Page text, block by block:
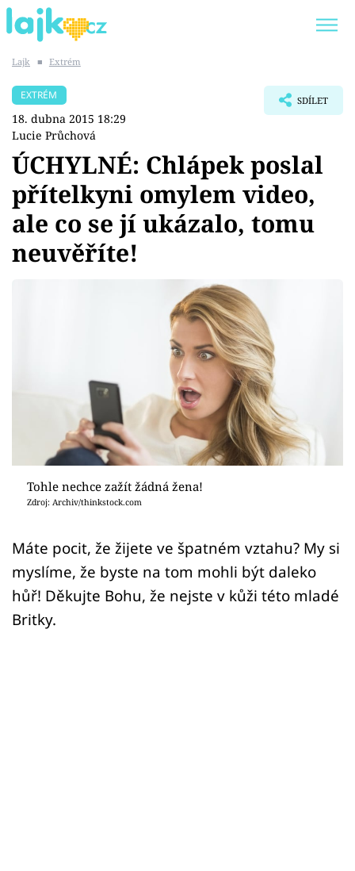
SHOPAHOLICADEL
Témata
Showbyznys
Sledujte prima+
Přihlášení
Sledujte nás
Lajk ■ Extrém
EXTRÉM
18. dubna 2015 18:29
Lucie Průchová
SDÍLET
ÚCHYLNÉ: Chlápek poslal
přítelkyni omylem video,
ale co se jí ukázalo, tomu
neuvěříte!
Tohle nechce zažít žádná žena!
Zdroj: Archiv/thinkstock.com
Máte pocit, že žijete ve špatném vztahu? My si
myslíme, že byste na tom mohli být daleko
hůř! Děkujte Bohu, že nejste v kůži této mladé
Britky.